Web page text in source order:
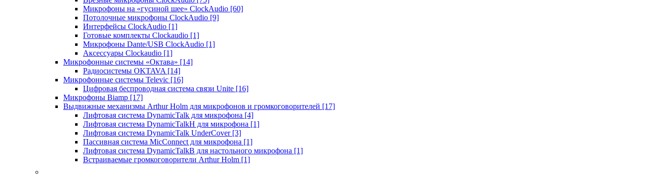
Микрофоны на «гусиной шее» ClockAudio [60]
Потолочные микрофоны ClockAudio [9]
Интерфейсы ClockAudio [1]
Готовые комплекты Clockaudio [1]
Микрофоны Dante/USB ClockAudio [1]
Аксессуары Clockaudio [1]
Микрофонные системы «Октава» [14]
Радиосистемы OKTAVA [14]
Микрофонные системы Televic [16]
Цифровая беспроводная система связи Unite [16]
Микрофоны Biamp [17]
Выдвижные механизмы Arthur Holm для микрофонов и громкоговорителей [17]
Лифтовая система DynamicTalk для микрофона [4]
Лифтовая система DynamicTalkH для микрофона [1]
Лифтовая система DynamicTalk UnderCover [3]
Пассивная система MicConnect для микрофона [1]
Лифтовая система DynamicTalkB для настольного микрофона [1]
Встраиваемые громкоговорители Arthur Holm [1]